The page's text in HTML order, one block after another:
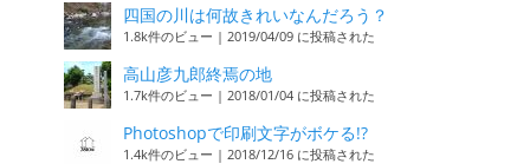
四国の川は何故きれいなんだろう？
1.8k件のビュー | 2019/04/09 に投稿された
高山彦九郎終焉の地
1.7k件のビュー | 2018/01/04 に投稿された
Photoshopで印刷文字がボケる!?
1.4k件のビュー | 2018/12/16 に投稿された